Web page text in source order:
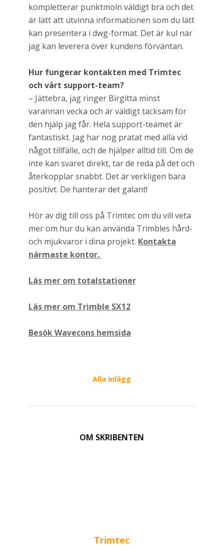
kompletterar punktmoln väldigt bra och det
är lätt att utvinna informationen som du lätt
kan presentera i dwg-format. Det är kul när
jag kan leverera över kundens förväntan.
Hur fungerar kontakten med Trimtec
och vårt support-team?
– Jättebra, jag ringer Birgitta minst
varannan vecka och är väldigt tacksam för
den hjälp jag får. Hela support-teamet är
fantastiskt. Jag har nog pratat med alla vid
något tillfälle, och de hjälper alltid till. Om de
inte kan svaret direkt, tar de reda på det och
återkopplar snabbt. Det är verkligen bara
positivt. De hanterar det galant!
Hör av dig till oss på Trimtec om du vill veta
mer om hur du kan använda Trimbles hård-
och mjukvaror i dina projekt. Kontakta
närmaste kontor.
Läs mer om totalstationer
Läs mer om Trimble SX12
Besök Wavecons hemsida
Alla inlägg
OM SKRIBENTEN
Trimtec